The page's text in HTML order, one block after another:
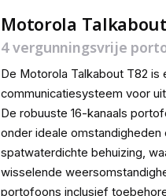
Motorola
4 vergunningsvrije
De Motorola Talkabout T82 is
communicatiesysteem voor
De robuuste 16-kanaals
onder ideale
spatwaterdichte behuizing,
wisselende
portofoons inclusief